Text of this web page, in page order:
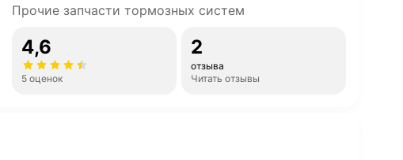
Прочие запчасти тормозных систем
4,6
5 оценок
2
отзыва
Читать отзывы